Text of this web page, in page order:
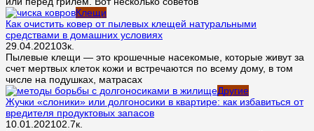
Клещи
Как очистить ковер от пылевых клещей натуральными
средствами в домашних условиях
29.04.202103к.
Пылевые клещи — это крошечные насекомые, которые живут за
счет мертвых клеток кожи и встречаются по всему дому, в том
числе на подушках, матрасах
Другие
Жучки «слоники» или долгоносики в квартире: как избавиться от
вредителя продуктовых запасов
10.01.202102.7к.